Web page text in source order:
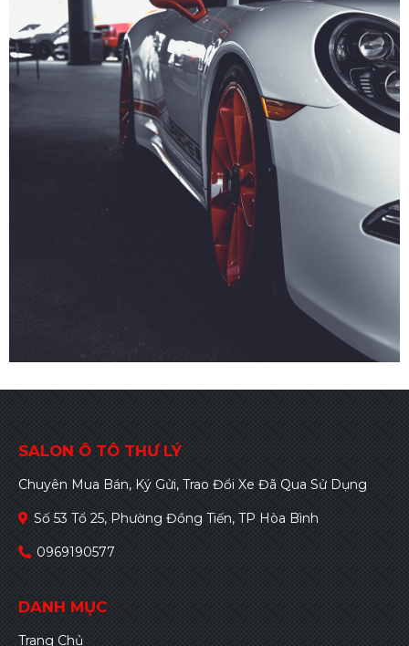
SALON Ô TÔ THƯ LÝ
Chuyên Mua Bán, Ký Gửi, Trao Đổi Xe Đã Qua Sử Dụng
Số 53 Tổ 25, Phường Đồng Tiến, TP Hòa Bình
0969190577
DANH MỤC
Trang Chủ